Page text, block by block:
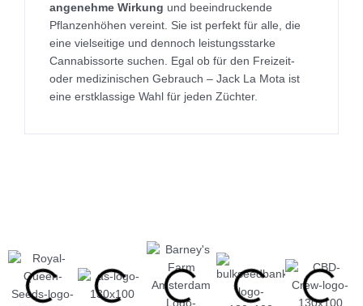
angenehme Wirkung und beeindruckende
Pflanzenhöhen vereint. Sie ist perfekt für alle, die
eine vielseitige und dennoch leistungsstarke
Cannabissorte suchen. Egal ob für den Freizeit-
oder medizinischen Gebrauch – Jack La Mota ist
eine erstklassige Wahl für jeden Züchter.